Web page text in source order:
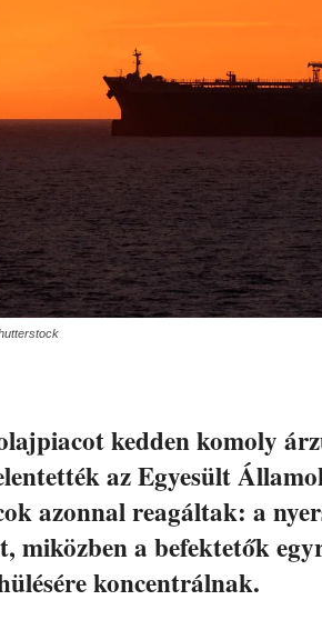
kedden komoly
az Egyesült
azonnal reagáltak: a
miközben a befektetők
koncentrálnak.